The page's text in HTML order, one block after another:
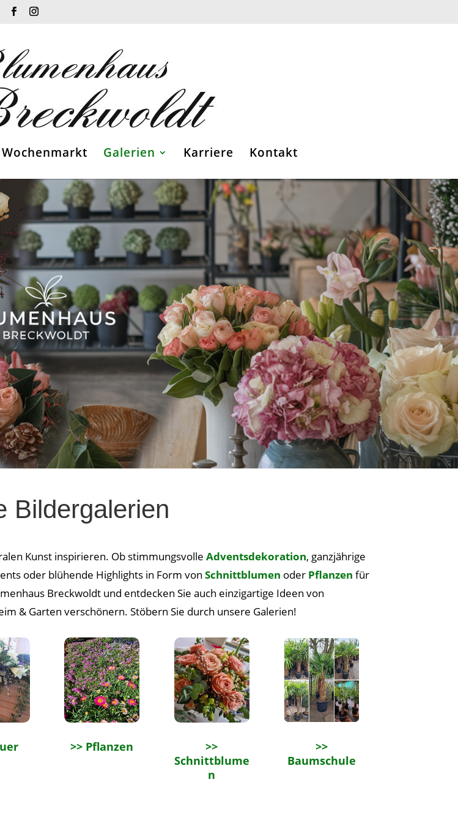
Wochenmarkt Galerien Karriere Kontakt
Bildergalerien
Kunst inspirieren. Ob stimmungsvolle Adventsdekoration, ganzjährige
oder blühende Highlights in Form von Schnittblumen oder Pflanzen für
Breckwoldt und entdecken Sie auch einzigartige Ideen von
& Garten verschönern. Stöbern Sie durch unsere Galerien!
>> Pflanzen
>>
Schnittblume
n
>>
Baumschule